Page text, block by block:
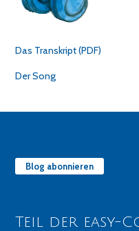
Das Transkript (PDF)
Der Song
Blog abonnieren
Teil der easy-